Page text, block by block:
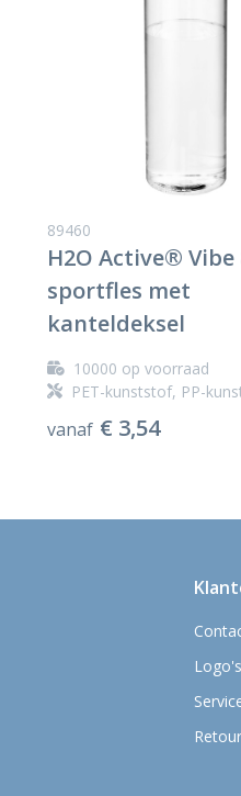
89460
H2O Active® Vibe
sportfles met
kanteldeksel
10000 op voorraad
PET-kunststof, PP-
vanaf € 3,54
Logo's